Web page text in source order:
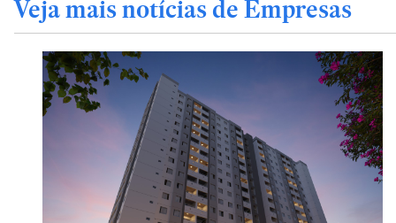
Veja mais notícias de Empresas